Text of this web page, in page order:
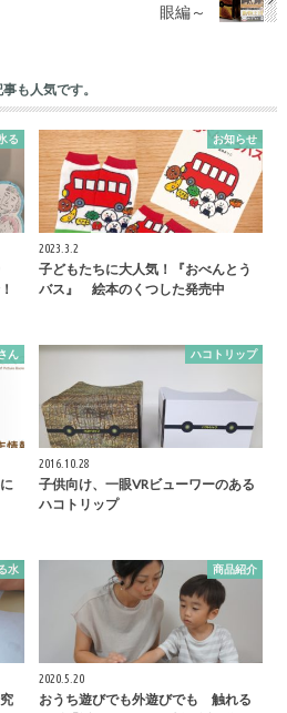
眼編～
も人気です。
る お知らせ
2023.3.2
子どもたちに大人気！『おべんとう
バス』 絵本のくつした発売中
ん ハコトリップ
2016.10.28
子供向け、一眼VRビューワーのある
ハコトリップ
水 商品紹介
2020.5.20
おうち遊びでも外遊びでも 触れる